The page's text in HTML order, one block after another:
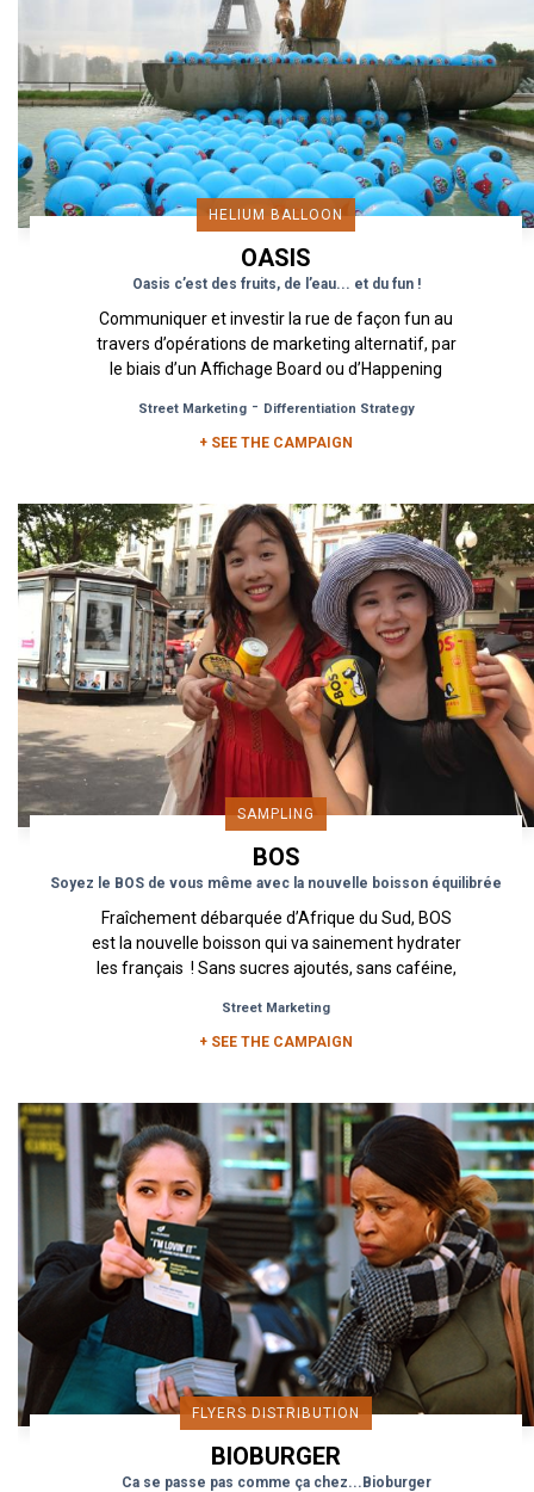
HELIUM BALLOON
OASIS
Oasis c’est des fruits, de l’eau... et du fun !
Communiquer et investir la rue de façon fun au
travers d’opérations de marketing alternatif, par
le biais d’un Affichage Board ou d’Happening
Street Marketing- Differentiation Strategy
+ SEE THE CAMPAIGN
SAMPLING
BOS
Soyez le BOS de vous même avec la nouvelle boisson équilibrée
Fraîchement débarquée d’Afrique du Sud, BOS
est la nouvelle boisson qui va sainement hydrater
les français ! Sans sucres ajoutés, sans caféine,
Street Marketing
+ SEE THE CAMPAIGN
FLYERS DISTRIBUTION
BIOBURGER
Ca se passe pas comme ça chez...Bioburger